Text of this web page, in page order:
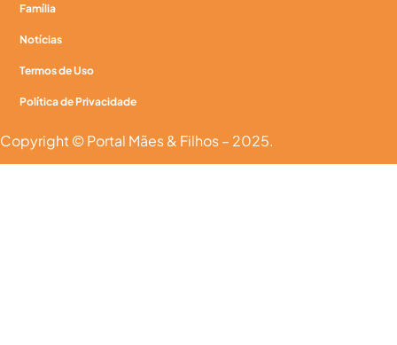
Família
Notícias
Termos de Uso
Política de Privacidade
Copyright © Portal Mães & Filhos – 2025.